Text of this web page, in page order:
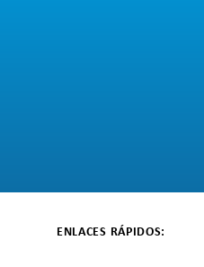
ENLACES RÁPIDOS: